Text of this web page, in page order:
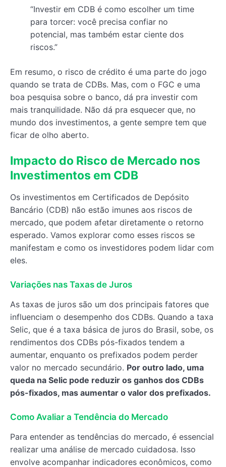
“Investir em CDB é como escolher um time
para torcer: você precisa confiar no
potencial, mas também estar ciente dos
riscos.”
Em resumo, o risco de crédito é uma parte do jogo
quando se trata de CDBs. Mas, com o FGC e uma
boa pesquisa sobre o banco, dá pra investir com
mais tranquilidade. Não dá pra esquecer que, no
mundo dos investimentos, a gente sempre tem que
ficar de olho aberto.
Impacto do Risco de Mercado nos
Investimentos em CDB
Os investimentos em Certificados de Depósito
Bancário (CDB) não estão imunes aos riscos de
mercado, que podem afetar diretamente o retorno
esperado. Vamos explorar como esses riscos se
manifestam e como os investidores podem lidar com
eles.
Variações nas Taxas de Juros
As taxas de juros são um dos principais fatores que
influenciam o desempenho dos CDBs. Quando a taxa
Selic, que é a taxa básica de juros do Brasil, sobe, os
rendimentos dos CDBs pós-fixados tendem a
aumentar, enquanto os prefixados podem perder
valor no mercado secundário. Por outro lado, uma
queda na Selic pode reduzir os ganhos dos CDBs
pós-fixados, mas aumentar o valor dos prefixados.
Como Avaliar a Tendência do Mercado
Para entender as tendências do mercado, é essencial
realizar uma análise de mercado cuidadosa. Isso
envolve acompanhar indicadores econômicos, como